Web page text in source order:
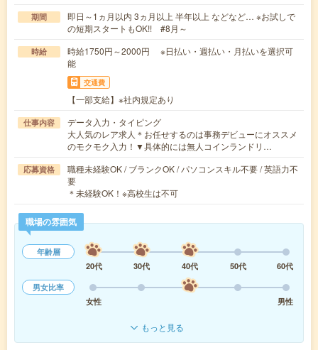
期間
即日～1ヵ月以内 3ヵ月以上 半年以上 などなど… ※お試しで
の短期スタートもOK!! #8月～
時給
時給1750円～2000円 ※日払い・週払い・月払いを選択可
能
交通費
【一部支給】※社内規定あり
仕事内容
データ入力・タイピング
大人気のレア求人＊お任せするのは事務デビューにオススメ
のモクモク入力！▼具体的には無人コインランドリ…
応募資格
職種未経験OK / ブランクOK / パソコンスキル不要 / 英語力不
要
＊未経験OK！※高校生は不可
職場の雰囲気
年齢層
20代
30代 40代 50代
60代
男女比率
女性
男性
もっと見る